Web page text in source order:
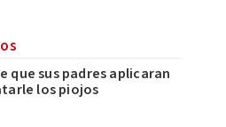
que sus padres aplicaran
los piojos